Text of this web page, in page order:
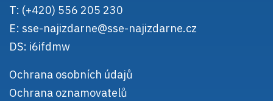
T: (+420) 556 205 230
E: sse-najizdarne@sse-najizdarne.cz
DS: i6ifdmw
Ochrana osobních údajů
Ochrana oznamovatelů